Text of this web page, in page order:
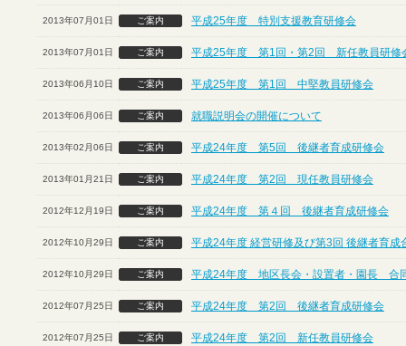
2013年07月01日 ご案内 平成25年度 特別支援教育研修会
2013年07月01日 ご案内 平成25年度 第1回・第2回 新任教員研修
2013年06月10日 ご案内 平成25年度 第1回 中堅教員研修会
2013年06月06日 ご案内 就職説明会の開催について
2013年02月06日 ご案内 平成24年度 第5回 後継者育成研修会
2013年01月21日 ご案内 平成24年度 第2回 現任教員研修会
2012年12月19日 ご案内 平成24年度 第４回 後継者育成研修会
2012年10月29日 ご案内 平成24年度 経営研修及び第3回 後継者育成
2012年10月29日 ご案内 平成24年度 地区長会・設置者・園長 合
2012年07月25日 ご案内 平成24年度 第2回 後継者育成研修会
2012年07月25日 ご案内 平成24年度 第2回 新任教員研修会